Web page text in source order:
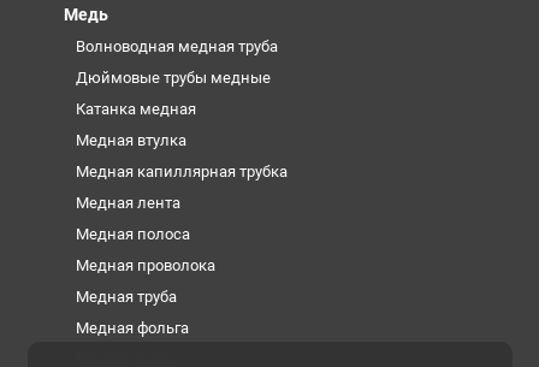
Медь
Волноводная медная труба
Дюймовые трубы медные
Катанка медная
Медная втулка
Медная капиллярная трубка
Медная лента
Медная полоса
Медная проволока
Медная труба
Медная фольга